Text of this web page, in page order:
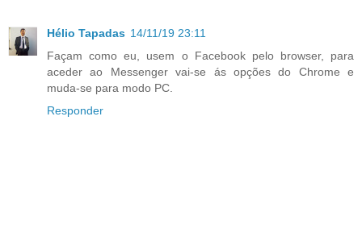
Hélio Tapadas 14/11/19 23:11
Façam como eu, usem o Facebook pelo browser, para
aceder ao Messenger vai-se ás opções do Chrome e
muda-se para modo PC.
Responder